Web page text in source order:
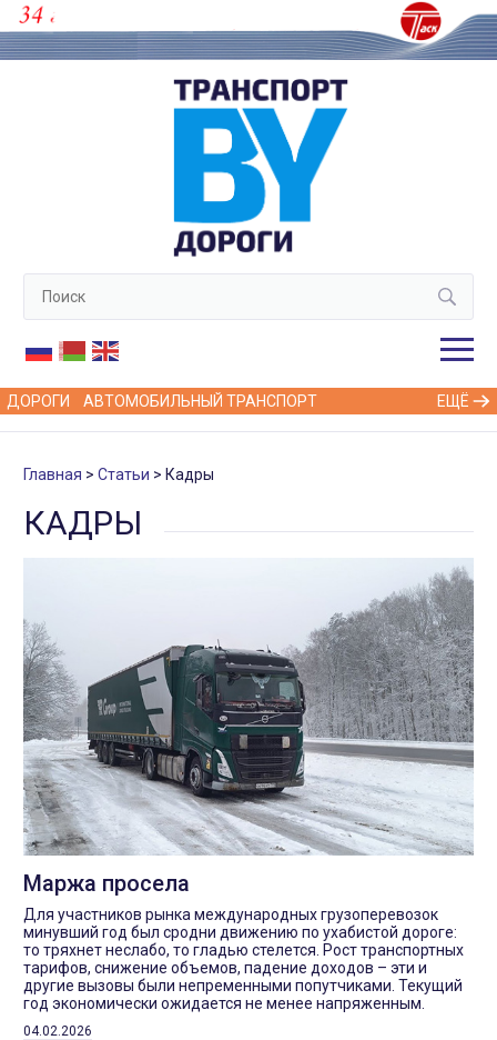
ДОРОГИ АВТОМОБИЛЬНЫЙ ТРАНСПОРТ ЕЩЁ
Главная Статьи Кадры
КАДРЫ
Маржа просела
Для участников рынка международных грузоперевозок
минувший год был сродни движению по ухабистой дороге:
то тряхнет неслабо, то гладью стелется. Рост транспортных
тарифов, снижение объемов, падение доходов – эти и
другие вызовы были непременными попутчиками. Текущий
год экономически ожидается не менее напряженным.
04.02.2026